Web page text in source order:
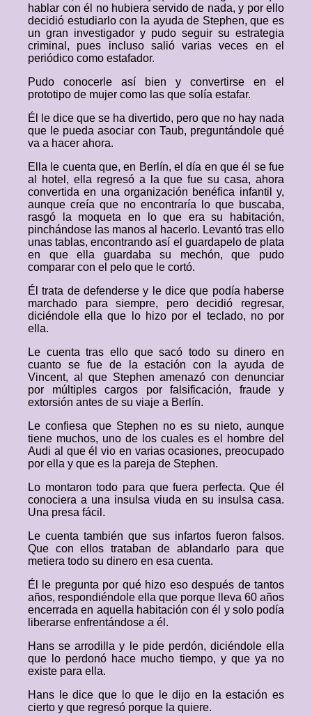
hablar con él no hubiera servido de nada, y por ello
decidió estudiarlo con la ayuda de Stephen, que es
un gran investigador y pudo seguir su estrategia
criminal, pues incluso salió varias veces en el
periódico como estafador.
Pudo conocerle así bien y convertirse en el
prototipo de mujer como las que solía estafar.
Él le dice que se ha divertido, pero que no hay nada
que le pueda asociar con Taub, preguntándole qué
va a hacer ahora.
Ella le cuenta que, en Berlín, el día en que él se fue
al hotel, ella regresó a la que fue su casa, ahora
convertida en una organización benéfica infantil y,
aunque creía que no encontraría lo que buscaba,
rasgó la moqueta en lo que era su habitación,
pinchándose las manos al hacerlo. Levantó tras ello
unas tablas, encontrando así el guardapelo de plata
en que ella guardaba su mechón, que pudo
comparar con el pelo que le cortó.
Él trata de defenderse y le dice que podía haberse
marchado para siempre, pero decidió regresar,
diciéndole ella que lo hizo por el teclado, no por
ella.
Le cuenta tras ello que sacó todo su dinero en
cuanto se fue de la estación con la ayuda de
Vincent, al que Stephen amenazó con denunciar
por múltiples cargos por falsificación, fraude y
extorsión antes de su viaje a Berlín.
Le confiesa que Stephen no es su nieto, aunque
tiene muchos, uno de los cuales es el hombre del
Audi al que él vio en varias ocasiones, preocupado
por ella y que es la pareja de Stephen.
Lo montaron todo para que fuera perfecta. Que él
conociera a una insulsa viuda en su insulsa casa.
Una presa fácil.
Le cuenta también que sus infartos fueron falsos.
Que con ellos trataban de ablandarlo para que
metiera todo su dinero en esa cuenta.
Él le pregunta por qué hizo eso después de tantos
años, respondiéndole ella que porque lleva 60 años
encerrada en aquella habitación con él y solo podía
liberarse enfrentándose a él.
Hans se arrodilla y le pide perdón, diciéndole ella
que lo perdonó hace mucho tiempo, y que ya no
existe para ella.
Hans le dice que lo que le dijo en la estación es
cierto y que regresó porque la quiere.